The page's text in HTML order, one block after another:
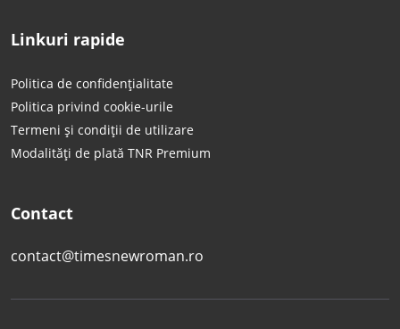
Linkuri rapide
Politica de confidențialitate
Politica privind cookie-urile
Termeni și condiții de utilizare
Modalități de plată TNR Premium
Contact
contact@timesnewroman.ro